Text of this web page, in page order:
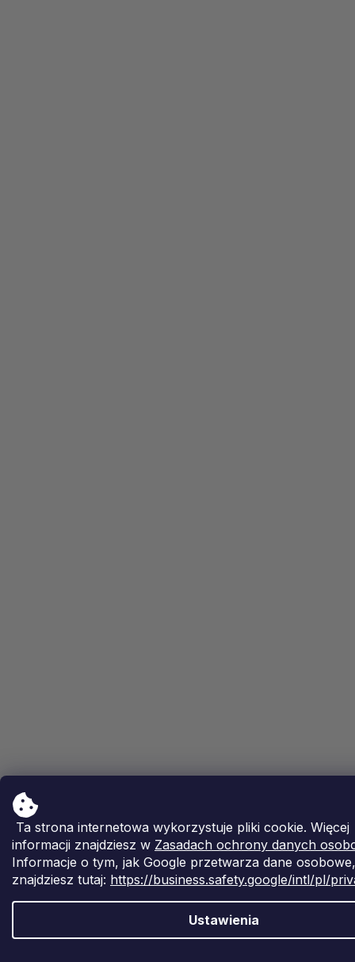
Ta strona internetowa wykorzystuje pliki cookie. Więcej
informacji znajdziesz w Zasadach ochrony danych
Informacje o tym, jak Google przetwarza dane osobowe,
znajdziesz tutaj: https://business.safety.google/intl/pl/
Ustawienia